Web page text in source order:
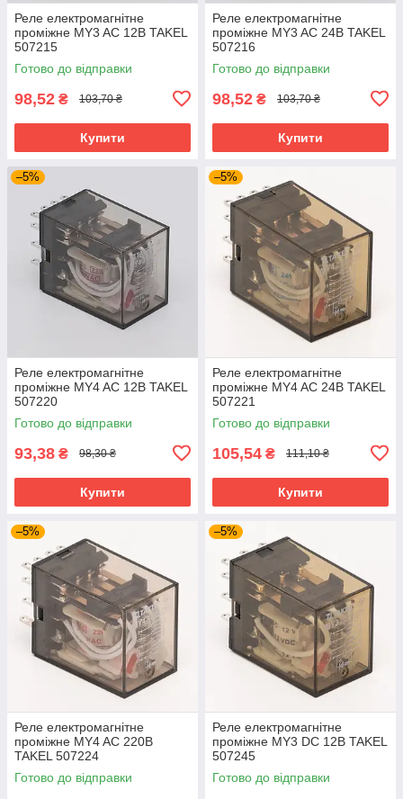
Реле електромагнітне
проміжне MY3 AC 12В TAKEL
507215
Готово до відправки
98,52 ₴ 103,70 ₴
Купити
Реле електромагнітне
проміжне MY3 AC 24В TAKEL
507216
Готово до відправки
98,52 ₴ 103,70 ₴
Купити
–5%
Реле електромагнітне
проміжне MY4 AC 12В TAKEL
507220
Готово до відправки
93,38 ₴ 98,30 ₴
Купити
–5%
Реле електромагнітне
проміжне MY4 AC 24В TAKEL
507221
Готово до відправки
105,54 ₴ 111,10 ₴
Купити
–5%
Реле електромагнітне
проміжне MY4 AC 220В
TAKEL 507224
Готово до відправки
–5%
Реле електромагнітне
проміжне MY3 DC 12В TAKEL
507245
Готово до відправки